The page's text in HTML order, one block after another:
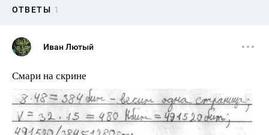
ОТВЕТЫ 1
Иван Лютый
Смари на скрине